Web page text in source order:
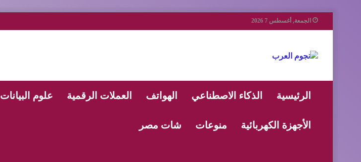
الجمعة, أغسطس 7 2026
الرئيسية الذكاء الاصطناعي الهواتف العملات الرقمية علوم البيانات
الأجهزة الكهربائية منوعات شات مصر